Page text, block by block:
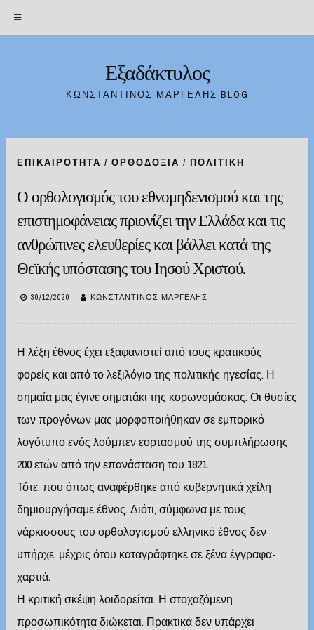
Εξαδάκτυλος
ΚΩΝΣΤΑΝΤΊΝΟΣ ΜΑΡΓΈΛΗΣ BLOG
ΕΠΙΚΑΙΡΌΤΗΤΑ / ΟΡΘΟΔΟΞΊΑ / ΠΟΛΙΤΙΚΉ
Ο ορθολογισμός του εθνομηδενισμού και της
επιστημοφάνειας πριονίζει την Ελλάδα και τις
ανθρώπινες ελευθερίες και βάλλει κατά της
Θεϊκής υπόστασης του Ιησού Χριστού.
30/12/2020 ΚΩΝΣΤΑΝΤΊΝΟΣ ΜΑΡΓΈΛΗΣ
Η λέξη έθνος έχει εξαφανιστεί από τους κρατικούς
φορείς και από το λεξιλόγιο της πολιτικής ηγεσίας. Η
σημαία μας έγινε σηματάκι της κορωνομάσκας. Οι θυσίες
των προγόνων μας μορφοποιήθηκαν σε εμπορικό
λογότυπο ενός λούμπεν εορτασμού της συμπλήρωσης
200 ετών από την επανάσταση του 1821.
Τότε, που όπως αναφέρθηκε από κυβερνητικά χείλη
δημιουργήσαμε έθνος. Διότι, σύμφωνα με τους
νάρκισσους του ορθολογισμού ελληνικό έθνος δεν
υπήρχε, μέχρις ότου καταγράφτηκε σε ξένα έγγραφα-
χαρτιά.
Η κριτική σκέψη λοιδορείται. Η στοχαζόμενη
προσωπικότητα διώκεται. Πρακτικά δεν υπάρχει